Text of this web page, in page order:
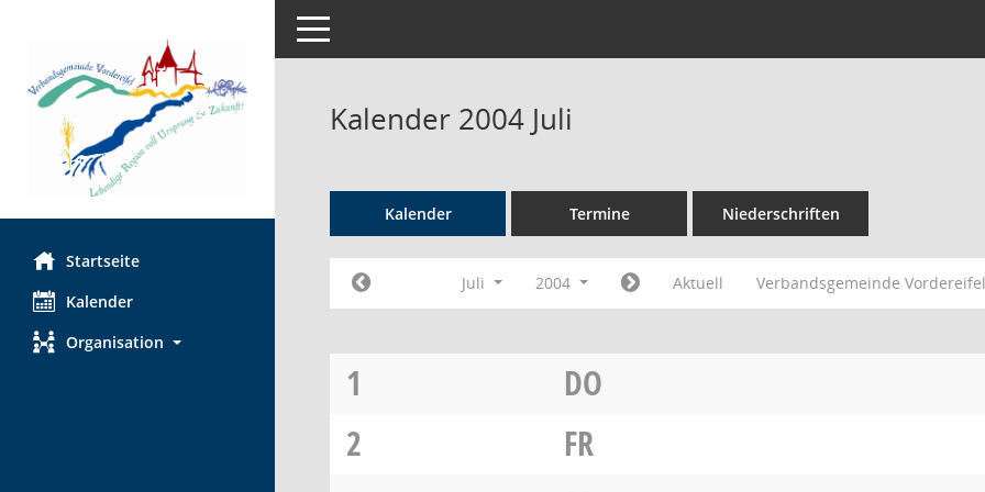
Startseite
Kalender
Organisation
Toggle navigation
Kalender 2004 Juli
Kalender Termine Niederschriften
Juli 2004 Aktuell Verbandsgemeinde Vordereifel
1
DO
2
FR